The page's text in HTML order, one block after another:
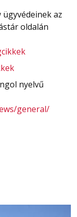
ügyvédeinek az
oldalán
nyelvű
general/